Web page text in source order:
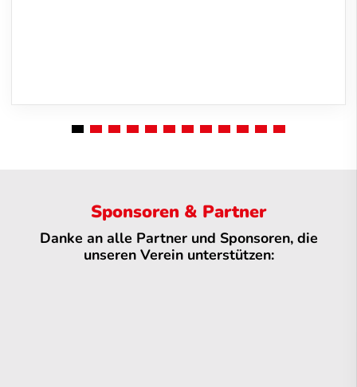
Sponsoren & Partner
Danke an alle Partner und Sponsoren, die
unseren Verein unterstützen: